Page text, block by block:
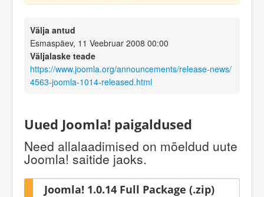
Välja antud
Esmaspäev, 11 Veebruar 2008 00:00
Väljalaske teade
https://www.joomla.org/announcements/release-news/
4563-joomla-1014-released.html
Uued Joomla! paigaldused
Need allalaadimised on mõeldud uute
Joomla! saitide jaoks.
Joomla! 1.0.14 Full Package (.zip)